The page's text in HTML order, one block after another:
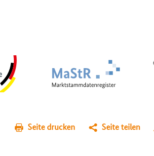
Seite drucken Seite teilen